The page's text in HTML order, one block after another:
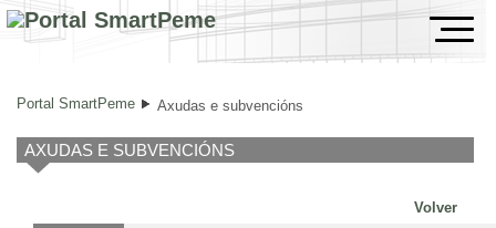
Axudas e subvencións
Portal SmartPeme Axudas e subvencións
AXUDAS E SUBVENCIÓNS
Volver